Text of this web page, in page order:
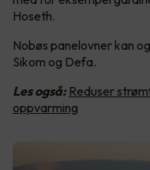
Hoseth.
Nobøs panelovner kan
Sikom og Defa.
Les også: Reduser
oppvarming